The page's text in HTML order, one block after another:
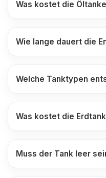
Was kostet die
Wie lange dauert die
Welche Tanktypen
Was kostet die
Muss der Tank leer